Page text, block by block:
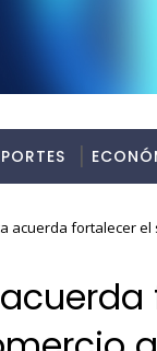
acuerda fortalecer